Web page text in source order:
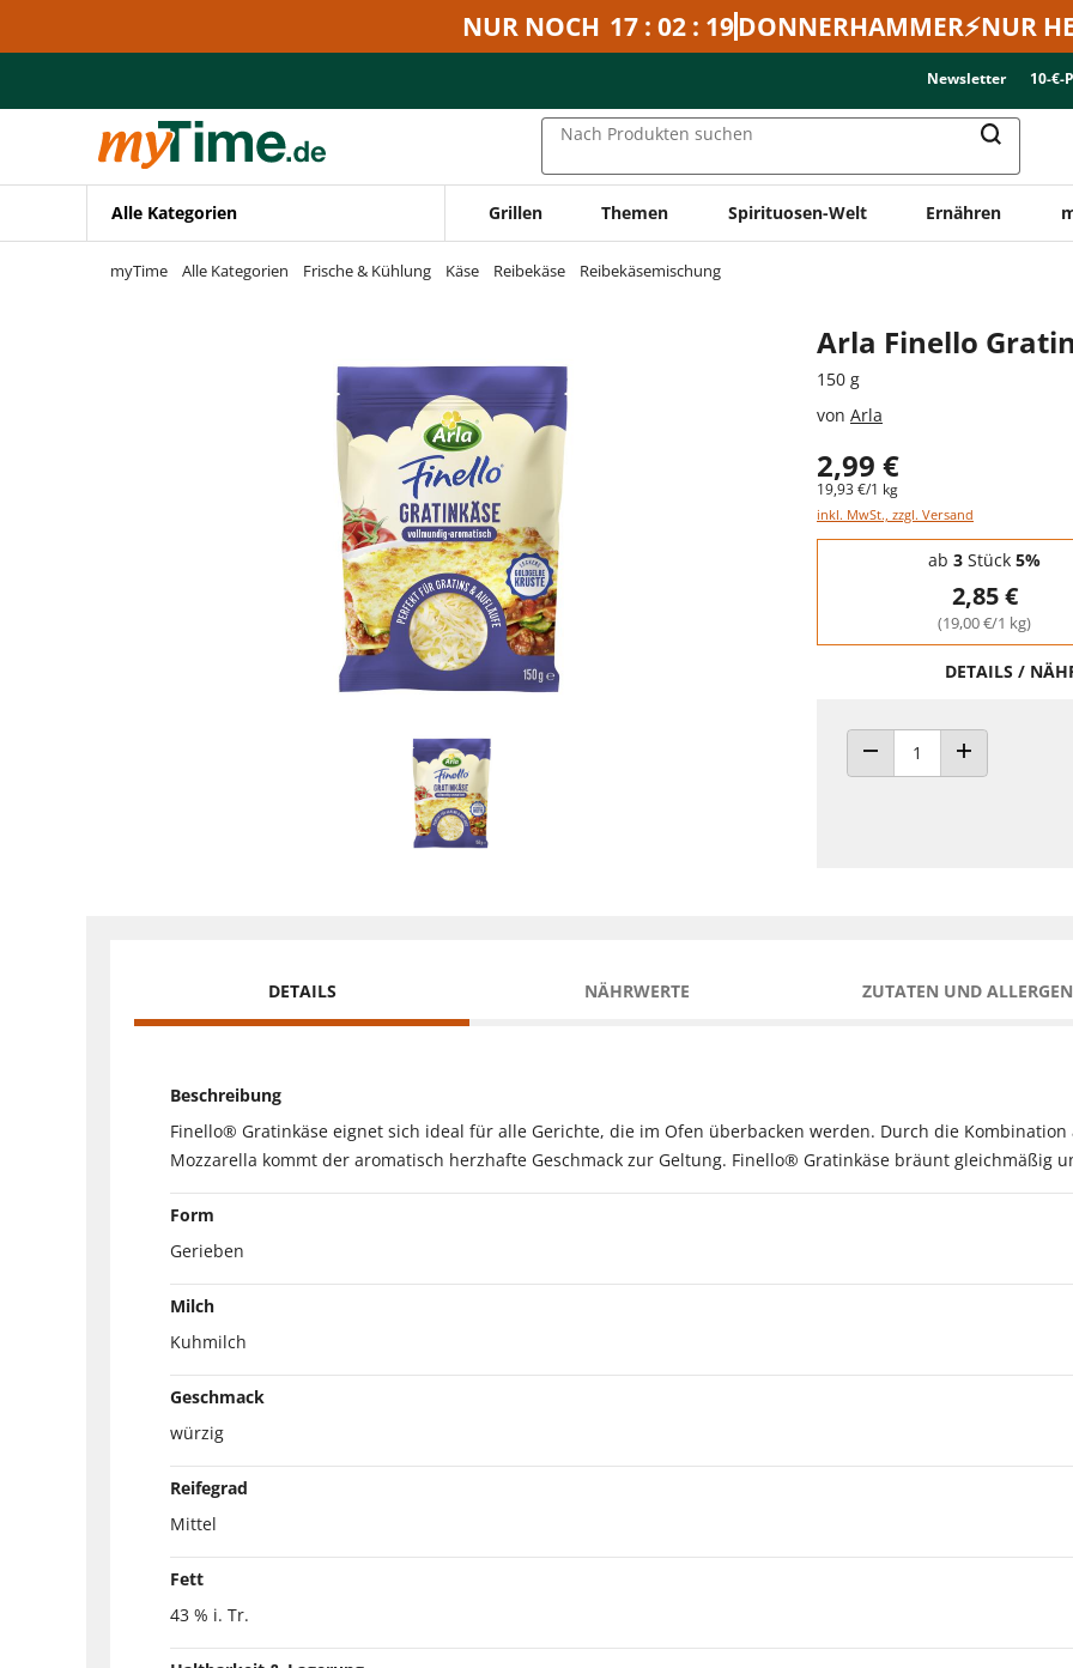
Zur Navigation springen
NUR NOCH 17 : 02 : 19DONNERHAMMER⚡NUR
Newsletter 10-€-
Nach Produkten suchen
Alle Kategorien Grillen Themen Spirituosen-Welt Ernähren
myTime Alle Kategorien Frische & Kühlung Käse Reibekäse Reibekäsemischung
Arla Finello
150 g
von Arla
2,99 €
19,93 €/1 kg
inkl. MwSt., zzgl. Versand
Staffelpreise - Mengenrabatt
ab 3 Stück 5%
2,85 €
(19,00 €/1 kg)
DETAILS /
ANZAHL VERRINGERN
ANZAHL
DETAILS NÄHRWERTE ZUTATEN UND
Beschreibung
Finello® Gratinkäse eignet sich ideal für alle Gerichte, die im Ofen überbacken werden. Durch die
Mozzarella kommt der aromatisch herzhafte Geschmack zur Geltung. Finello® Gratinkäse bräunt gleichmäßig
Form
Gerieben
Milch
Kuhmilch
Geschmack
würzig
Reifegrad
Mittel
Fett
43 % i. Tr.